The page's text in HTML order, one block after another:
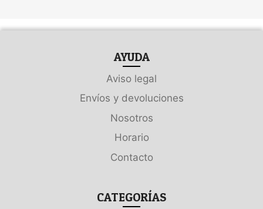
AYUDA
Aviso legal
Envíos y devoluciones
Nosotros
Horario
Contacto
CATEGORÍAS